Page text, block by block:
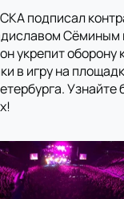
подписал
Сёминым
укрепит оборону
в игру на
Узнайте